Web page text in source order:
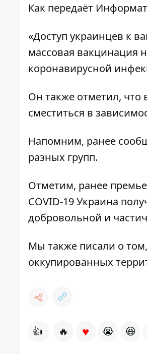
Как передаёт
«Доступ украинцев к
массовая вакцинация
коронавирусной
Он также отметил, что
сместиться в
Напомним, ранее
разных групп.
Отметим, ранее
COVID-19 Украина
добровольной и
Мы также писали о
оккупированных
👍 🔥 ♥ 😭 😆